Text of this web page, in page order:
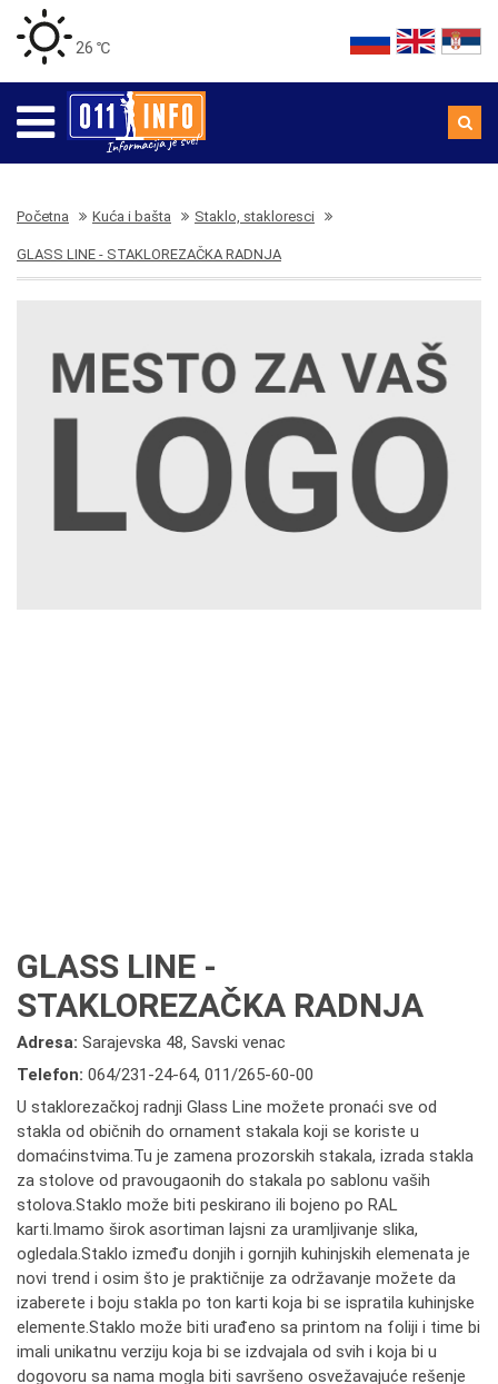
26 ℃
Početna Kuća i bašta Staklo, stakloresci
GLASS LINE - STAKLOREZAČKA RADNJA
GLASS LINE -
STAKLOREZAČKA RADNJA
Adresa: Sarajevska 48, Savski venac
Telefon: 064/231-24-64, 011/265-60-00
U staklorezačkoj radnji Glass Line možete pronaći sve od
stakla od običnih do ornament stakala koji se koriste u
domaćinstvima.Tu je zamena prozorskih stakala, izrada stakla
za stolove od pravougaonih do stakala po sablonu vaših
stolova.Staklo može biti peskirano ili bojeno po RAL
karti.Imamo širok asortiman lajsni za uramljivanje slika,
ogledala.Staklo između donjih i gornjih kuhinjskih elemenata je
novi trend i osim što je praktičnije za održavanje možete da
izaberete i boju stakla po ton karti koja bi se ispratila kuhinjske
elemente.Staklo može biti urađeno sa printom na foliji i time bi
imali unikatnu verziju koja bi se izdvajala od svih i koja bi u
dogovoru sa nama mogla biti savršeno osvežavajuće rešenje